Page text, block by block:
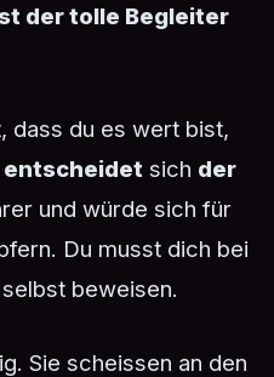
der tolle Begleiter
dass du es wert bist,
entscheidet sich der
und würde sich für
Du musst dich bei
beweisen.
Sie scheissen an den